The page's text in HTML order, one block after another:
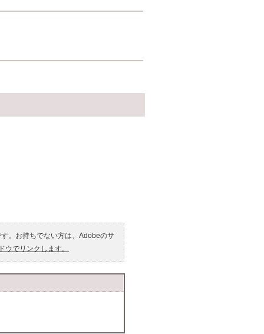
。お持ちでない方は、Adobeのサ
でリンクします。